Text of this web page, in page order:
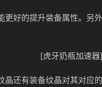
更好的提升装备属性。另
[虎牙奶瓶加速器]
晶还有装备纹晶对其对应